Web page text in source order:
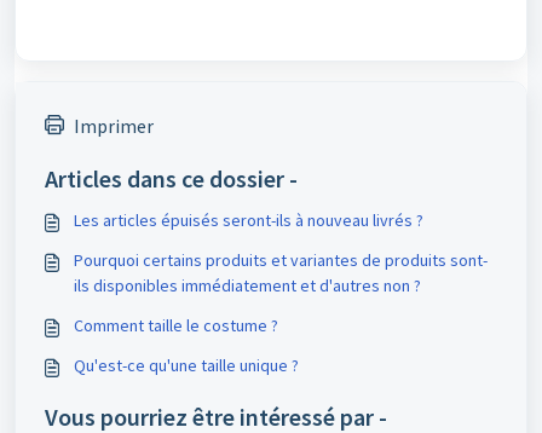
Imprimer
Articles dans ce dossier -
Les articles épuisés seront-ils à nouveau livrés ?
Pourquoi certains produits et variantes de produits sont-
ils disponibles immédiatement et d'autres non ?
Comment taille le costume ?
Qu'est-ce qu'une taille unique ?
Vous pourriez être intéressé par -